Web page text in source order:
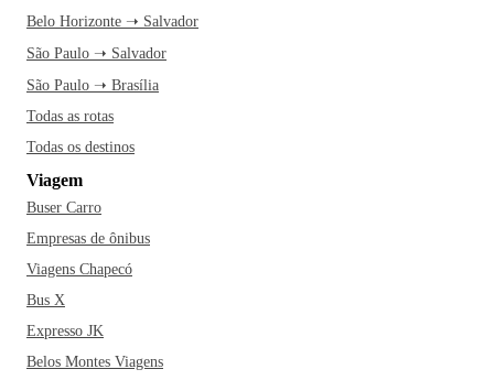
Belo Horizonte ➝ Salvador
São Paulo ➝ Salvador
São Paulo ➝ Brasília
Todas as rotas
Todas os destinos
Viagem
Buser Carro
Empresas de ônibus
Viagens Chapecó
Bus X
Expresso JK
Belos Montes Viagens